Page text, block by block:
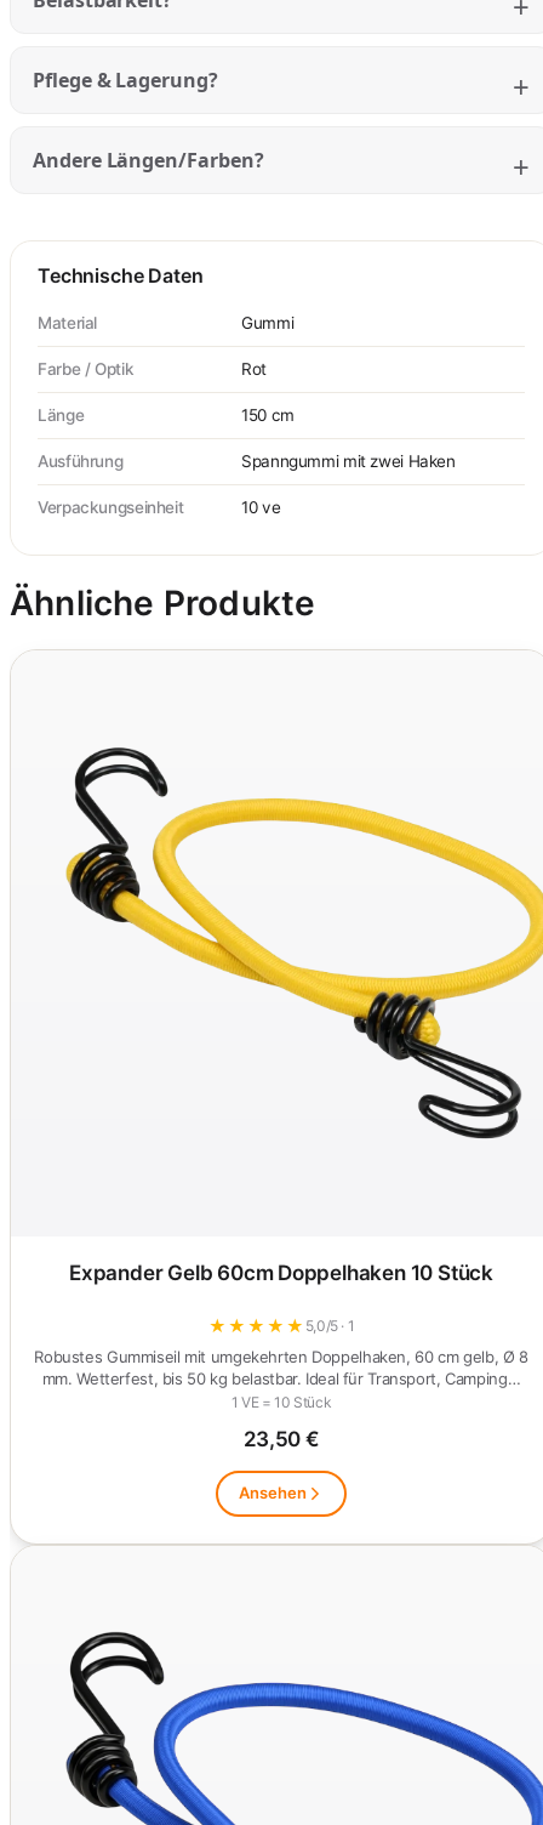
Pflege & Lagerung? +
Andere Längen/Farben? +
Technische Daten
Material Gummi
Farbe / Optik Rot
Länge 150 cm
Ausführung Spanngummi mit zwei Haken
Verpackungseinheit 10 ve
Ähnliche Produkte
Expander Gelb 60cm Doppelhaken 10 Stück
★ ★ ★ ★ ★ 5,0/5 · 1
Robustes Gummiseil mit umgekehrten Doppelhaken, 60 cm gelb, Ø 8
mm. Wetterfest, bis 50 kg belastbar. Ideal für Transport, Camping…
1 VE = 10 Stück
23,50 €
Ansehen